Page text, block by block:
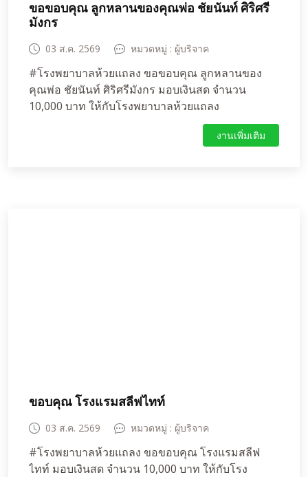
ขอขอบคุณ ลูกหลานของคุณพ่อ ชัยนันท์ ศิริศรี
มังกร
03 ส.ค. 2569 หมวดหมู่ : ผู้บริจาค
#โรงพยาบาลห้วยแถลง ขอขอบคุณ ลูกหลานของ
คุณพ่อ ชัยนันท์ ศิริศรีมังกร มอบเงินสด จำนวน
10,000 บาท ให้กับโรงพยาบาลห้วยแถลง
งานเพิ่มเติม
ขอบคุณ โรงแรมสลีฟไทท์
03 ส.ค. 2569 หมวดหมู่ : ผู้บริจาค
#โรงพยาบาลห้วยแถลง ขอขอบคุณ โรงแรมสลีฟ
ไทท์ มอบเงินสด จำนวน 10,000 บาท ให้กับโรง